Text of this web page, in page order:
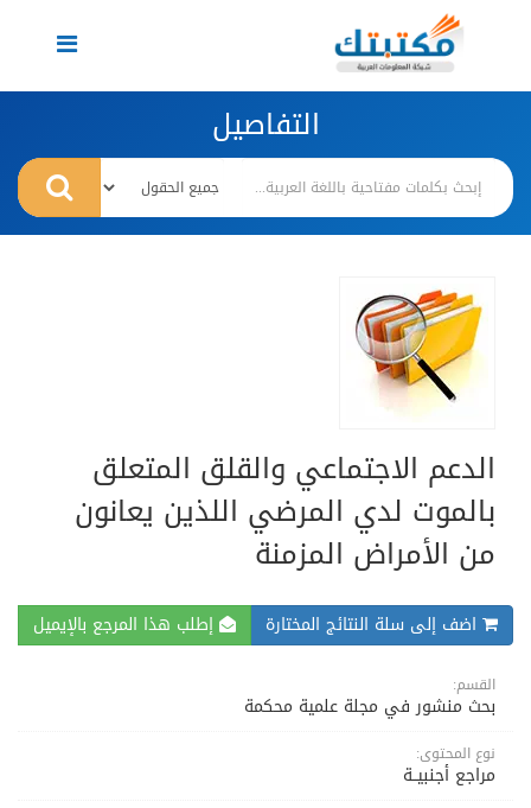
Toggle
navigation
التفاصيل
الدعم الاجتماعي والقلق المتعلق
بالموت لدي المرضي اللذين يعانون
من الأمراض المزمنة
اضف إلى سلة النتائج المختارة إطلب هذا المرجع بالإيميل
القسم:
بحث منشور في مجلة علمية محكمة
نوع المحتوى:
مراجع أجنبيــة